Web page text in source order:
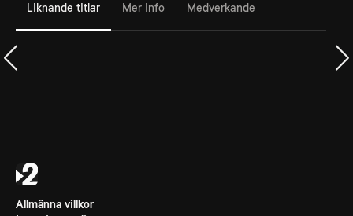
Liknande titlar Mer info Medverkande
Allmänna villkor